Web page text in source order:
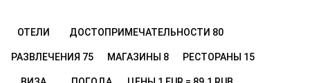
ОТЕЛИ ДОСТОПРИМЕЧАТЕЛЬНОСТИ 80
РАЗВЛЕЧЕНИЯ 75 МАГАЗИНЫ 8 РЕСТОРАНЫ 15